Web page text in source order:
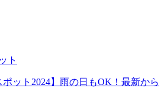
ト
ポット2024】雨の日もOK！最新から